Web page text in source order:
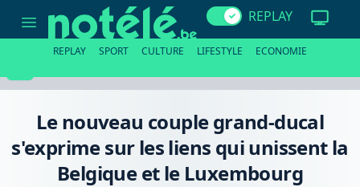
nouveau
couple
sur
REPLAY
REPLAY SPORT CULTURE LIFESTYLE ECONOMIE
Le nouveau couple grand-ducal
s'exprime sur les liens qui unissent la
Belgique et le Luxembourg